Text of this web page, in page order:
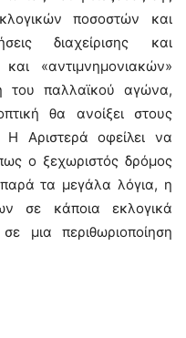
ποσοστών και
διαχείρισης και
«αντιμνημονιακών»
του παλλαϊκού αγώνα,
θα ανοίξει στους
Η Αριστερά οφείλει να
ο ξεχωριστός δρόμος
τα μεγάλα λόγια, η
σε κάποια εκλογικά
μια περιθωριοποίηση